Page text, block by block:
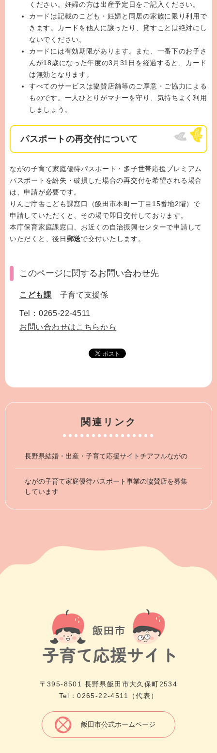
ください。妊婦の方は出産予定日をご記入ください。
カードは記載のこども・妊婦と同居の家族に限り利用で
きます。カードを他人に譲ったり、貸すことは絶対にし
ないでください。
カードには有効期限があります。また、一番下のお子さ
んが18歳になった年度の3月31日を経過すると、カード
は無効となります。
すべてのサービスは協賛店舗等のご厚意・ご協力による
ものです。一人ひとりがマナーを守り、気持ちよく利用
しましょう。
パスポートの再交付について
ながの子育て家庭優待パスポート・多子世帯応援プレミアム
パスポートを紛失・破損した場合の再交付を希望される場合
は、申請が必要です。
りんご庁舎こども課窓口（飯田市本町一丁目15番地2階）で
申請していただくと、その場で即日交付しております。
本庁保育家庭課窓口、お近くの自治振興センターで申請して
いただくと、後日郵送で交付いたします。
このページに関するお問い合わせ先
こども課 子育て支援係
Tel：0265-22-4511
お問い合わせはこちらから
関連リンク
長野県結婚・出産・子育て応援サイトチアフルながの
ながの子育て家庭優待パスポート事業の協賛店を募集
しています
〒395-8501 長野県飯田市大久保町2534
Tel：0265-22-4511（代表）
飯田市公式ホームページ